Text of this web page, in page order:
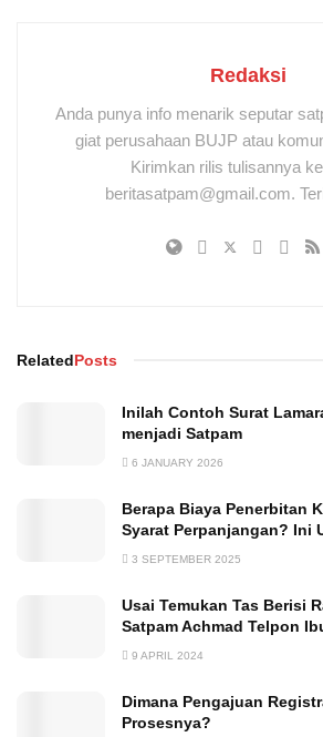
Redaksi
Anda punya info menarik seputar
giat perusahaan BUJP atau
Kirimkan rilis tulisannya
beritasatpam@gmail.com.
RelatedPosts
Inilah Contoh Surat
menjadi Satpam
6 JANUARY 2026
Berapa Biaya Penerbitan
Syarat Perpanjangan? Ini
3 SEPTEMBER 2025
Usai Temukan Tas Berisi
Satpam Achmad Telpon
9 APRIL 2024
Dimana Pengajuan
Prosesnya?